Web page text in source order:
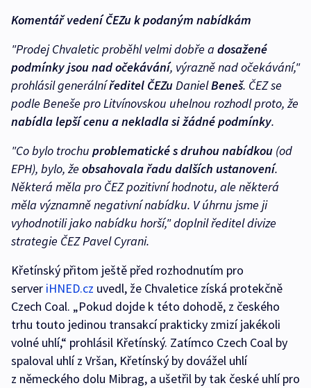
Komentář vedení ČEZu k podaným nabídkám
"Prodej Chvaletic proběhl velmi dobře a dosažené
podmínky jsou nad očekávání, výrazně nad očekávání,"
prohlásil generálníředitel ČEZuDanielBeneš. ČEZ se
podle Beneše pro Litvínovskou uhelnou rozhodl proto, že
nabídla lepší cenu a nekladla si žádné podmínky.
"Co bylo trochu problematické sdruhou nabídkou (od
EPH), bylo, že obsahovala řadu dalších ustanovení.
Některá měla pro ČEZ pozitivní hodnotu, ale některá
měla významně negativní nabídku. V úhrnu jsme ji
vyhodnotili jako nabídku horší,"doplnil ředitel divize
strategie ČEZ Pavel Cyrani.
Křetínský přitom ještě před rozhodnutím pro
server iHNED.cz uvedl, že Chvaletice získá protekčně
Czech Coal. „Pokud dojde k této dohodě, z českého
trhu touto jedinou transakcí prakticky zmizí jakékoli
volné uhlí,“ prohlásil Křetínský. Zatímco Czech Coal by
spaloval uhlí z Vršan, Křetínský by dovážel uhlí
z německého dolu Mibrag, a ušetřil by tak české uhlí pro